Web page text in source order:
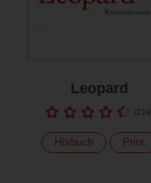
Leopard
(219
Hörbuch Print